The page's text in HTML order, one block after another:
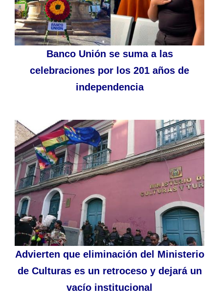
Banco Unión se suma a las
celebraciones por los 201 años de
independencia
Advierten que eliminación del Ministerio
de Culturas es un retroceso y dejará un
vacío institucional